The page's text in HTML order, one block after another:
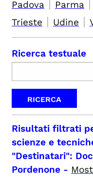
Padova | Parma |
Trieste | Udine |
Ricerca testuale
Risultati filtrati
scienze e
"Destinatari":
Pordenone -